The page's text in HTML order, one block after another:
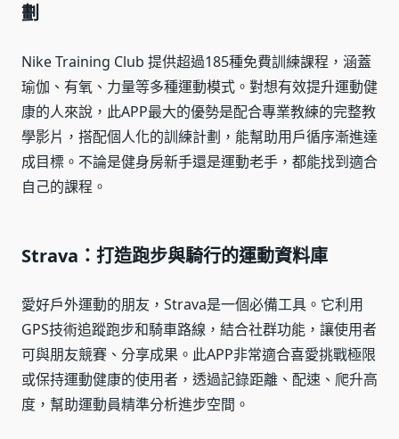
劃
Nike Training Club 提供超過185種免費訓練課程，涵蓋
瑜伽、有氧、力量等多種運動模式。對想有效提升運動健
康的人來說，此APP最大的優勢是配合專業教練的完整教
學影片，搭配個人化的訓練計劃，能幫助用戶循序漸進達
成目標。不論是健身房新手還是運動老手，都能找到適合
自己的課程。
Strava：打造跑步與騎行的運動資料庫
愛好戶外運動的朋友，Strava是一個必備工具。它利用
GPS技術追蹤跑步和騎車路線，結合社群功能，讓使用者
可與朋友競賽、分享成果。此APP非常適合喜愛挑戰極限
或保持運動健康的使用者，透過記錄距離、配速、爬升高
度，幫助運動員精準分析進步空間。